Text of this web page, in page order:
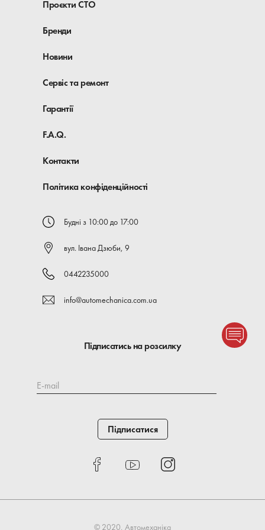
Проєкти СТО
Бренди
Новини
Сервіс та ремонт
Гарантії
F.A.Q.
Контакти
Політика конфіденційності
Будні з 10:00 до 17:00
вул. Івана Дзюби, 9
0442235000
info@automechanica.com.ua
Підписатись на розсилку
E-mail
Підписатися
© 2020, Автомеханіка